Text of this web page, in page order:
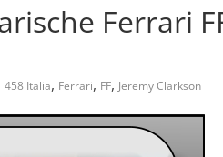
Ferrari
458 Italia, Ferrari, FF, Jeremy Clarkson